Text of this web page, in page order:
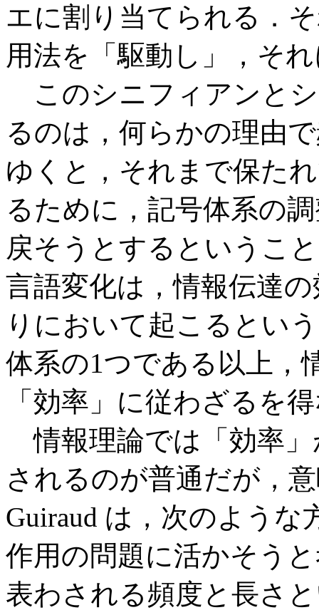
エに割り当てられる．
用法を「駆動し」，そ
このシニフィアンと
るのは，何らかの理由
ゆくと，それまで保た
るために，記号体系の
戻そうとするというこ
言語変化は，情報伝達
りにおいて起こるとい
体系の1つである以上，
「効率」に従わざるを
情報理論では「効率」
されるのが普通だが，
Guiraud は，次のよう
作用の問題に活かそう
表わされる頻度と長さ